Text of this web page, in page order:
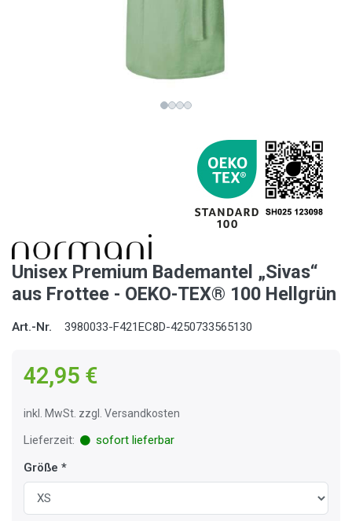
Unisex Premium Bademantel „Sivas“
aus Frottee - OEKO-TEX® 100 Hellgrün
Art.-Nr. 3980033-F421EC8D-4250733565130
42,95 €
inkl. MwSt. zzgl. Versandkosten
Lieferzeit:
sofort lieferbar
Größe